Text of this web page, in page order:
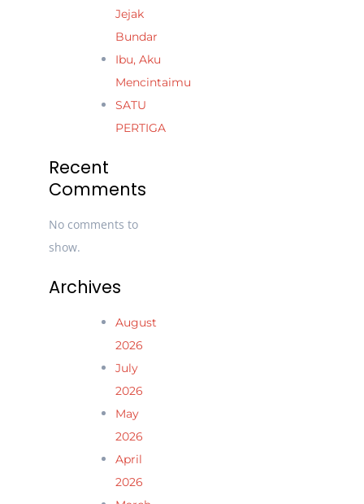
Jejak
Bundar
Ibu, Aku
Mencintaimu
SATU
PERTIGA
Recent
Comments
No comments to
show.
Archives
August
2026
July
2026
May
2026
April
2026